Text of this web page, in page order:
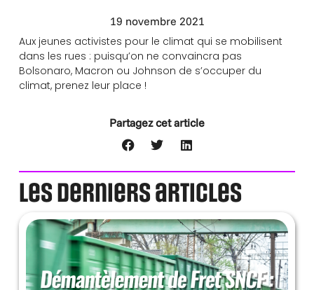
19 novembre 2021
Aux jeunes activistes pour le climat qui se mobilisent
dans les rues : puisqu’on ne convaincra pas
Bolsonaro, Macron ou Johnson de s’occuper du
climat, prenez leur place !
Partagez cet article
Les derniers articles